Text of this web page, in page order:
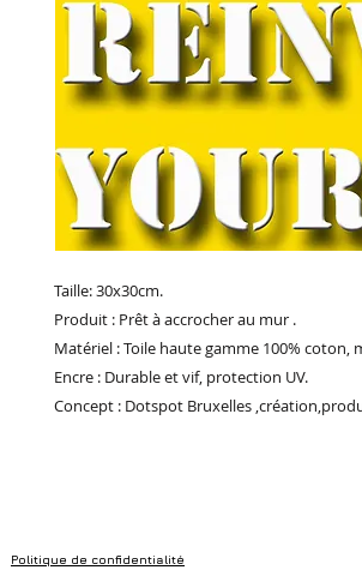
Taille: 30x30cm.
Produit : Prêt à accrocher au mur .
Matériel : Toile haute gamme 100% coton,
Encre : Durable et vif, protection UV.
Concept : Dotspot Bruxelles
Politique de confidentialité